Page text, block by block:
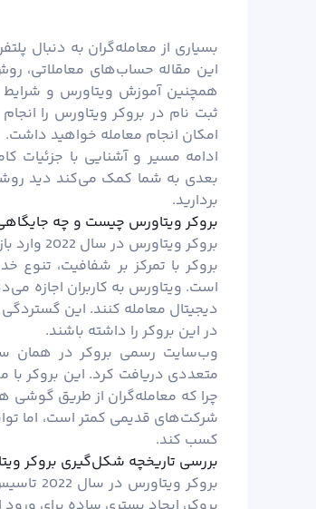
بسیاری از معامله‌گران به دنبال
این مقاله حساب‌های معاملاتی،
همچنین آموزش ویتاورس و
ثبت نام در بروکر ویتاورس را
امکان انجام معامله خواهید داشت.
ادامه مسیر و آشنایی با جزئیات
بعدی به شما کمک می‌کند دید
بردارید.
بروکر ویتاورس چیست و چه جایگاهی
بروکر
بروکر با تمرکز بر شفافیت، تنوع
دیجیتال معامله کنند. این
در این بروکر را داشته باشند.
متعددی دریافت کرد. این بروکر با
چرا که معامله‌گران از طریق گوشی
شرکت‌های قدیمی کمتر است، اما
کسب کند.
بررسی تاریخچه شکل‌گیری بروکر
بروکر